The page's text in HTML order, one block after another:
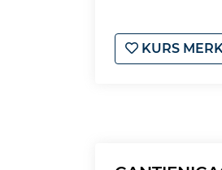
KURS